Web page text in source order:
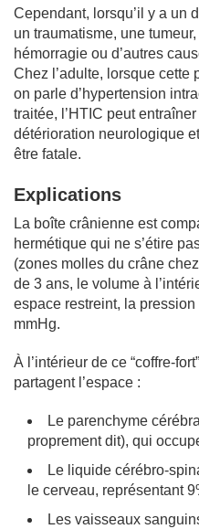
Cependant, lorsqu’il y a un
un traumatisme, une
hémorragie ou d’autres
Chez l’adulte, lorsque cette
on parle d’hypertension
traitée, l’HTIC peut
détérioration neurologique
être fatale.
Explications
La boîte crânienne est
hermétique qui ne s’étire
(zones molles du crâne
de 3 ans, le volume à
espace restreint, la
mmHg.
À l’intérieur de ce “coffre-
partagent l’espace :
Le parenchyme
proprement dit), qui
Le liquide cérébro-
le cerveau, représentant
Les vaisseaux